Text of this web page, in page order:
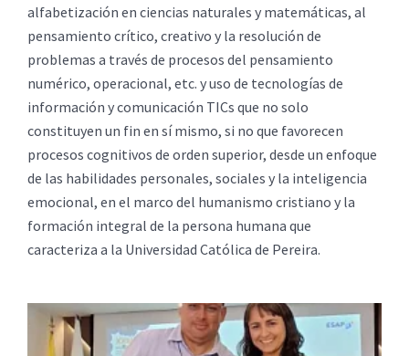
alfabetización en ciencias naturales y matemáticas, al
pensamiento crítico, creativo y la resolución de
problemas a través de procesos del pensamiento
numérico, operacional, etc. y uso de tecnologías de
información y comunicación TICs que no solo
constituyen un fin en sí mismo, si no que favorecen
procesos cognitivos de orden superior, desde un enfoque
de las habilidades personales, sociales y la inteligencia
emocional, en el marco del humanismo cristiano y la
formación integral de la persona humana que
caracteriza a la Universidad Católica de Pereira.